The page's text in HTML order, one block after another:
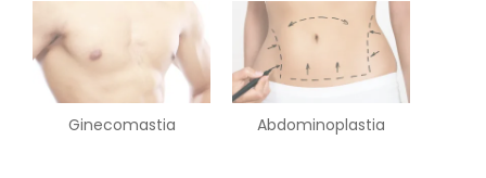
Ginecomastia Abdominoplastia